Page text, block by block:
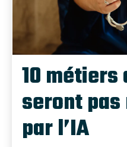
10 métiers
seront
par l’IA